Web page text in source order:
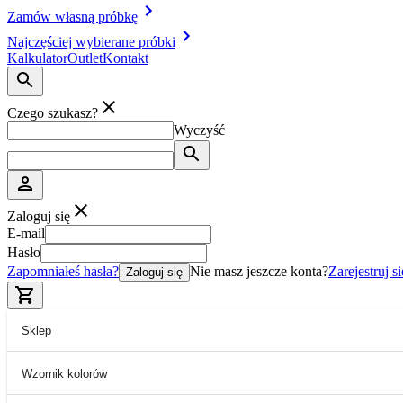
Zamów własną próbkę
Najczęściej wybierane próbki
KalkulatorOutletKontakt
Czego szukasz?
Wyczyść
Zaloguj się
E-mail
Hasło
Zapomniałeś hasła? Zaloguj się Nie masz jeszcze konta?Zarejestruj
Sklep
Wzornik kolorów